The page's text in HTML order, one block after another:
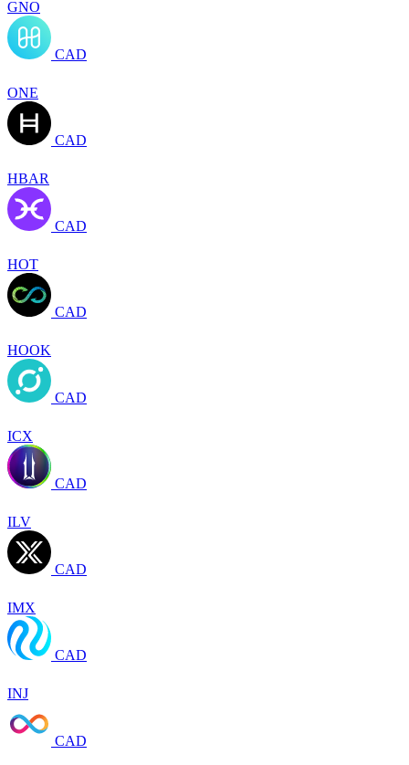
GNO
CAD
ONE
CAD
HBAR
CAD
HOT
CAD
HOOK
CAD
ICX
CAD
ILV
CAD
IMX
CAD
INJ
CAD